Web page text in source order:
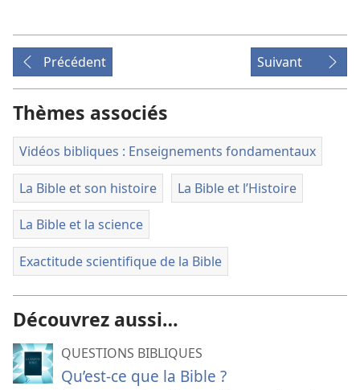
vidéos
Précédent Suivant
Thèmes associés
Vidéos bibliques : Enseignements fondamentaux
La Bible et son histoire La Bible et l’Histoire
La Bible et la science
Exactitude scientifique de la Bible
Découvrez aussi…
QUESTIONS BIBLIQUES
Qu’est-ce que la Bible ?